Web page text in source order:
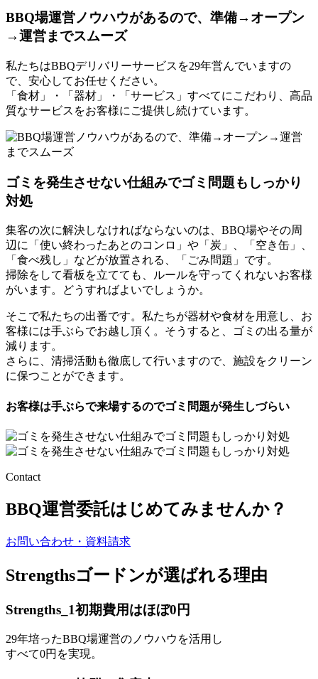
BBQ場運営ノウハウがあるので、 準備→オープン
→運営までスムーズ
私たちはBBQデリバリーサービスを29年営んでいますの
で、安心してお任せください。
「食材」・「器材」・「サービス」すべてにこだわり、高品
質なサービスをお客様にご提供し続けています。
ゴミを発生させない仕組みでゴミ問題もしっかり
対処
集客の次に解決しなければならないのは、BBQ場やその周
辺に「使い終わったあとのコンロ」や「炭」、「空き缶」、
「食べ残し」などが放置される、「ごみ問題」です。
掃除をして看板を立てても、ルールを守ってくれないお客様
がいます。どうすればよいでしょうか。
そこで私たちの出番です。私たちが器材や食材を用意し、お
客様には手ぶらでお越し頂く。そうすると、ゴミの出る量が
減ります。
さらに、清掃活動も徹底して行いますので、施設をクリーン
に保つことができます。
お客様は手ぶらで来場するのでゴミ問題が発生しづらい
Contact
BBQ運営委託はじめてみませんか？
お問い合わせ・資料請求
Strengthsゴードンが選ばれる理由
Strengths_1初期費用はほぼ0円
29年培ったBBQ場運営のノウハウを活用し
すべて0円を実現。